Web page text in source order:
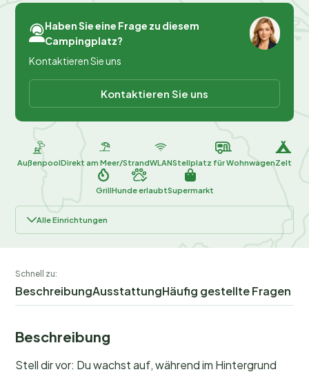
Haben Sie eine Frage zu diesem
Campingplatz?
Kontaktieren Sie uns
Kontaktieren Sie uns
AußenpoolDirekt am Meer/StrandWLANStellplatz für WohnwagenZelt
GrillHunde erlaubtSupermarkt
Alle Einrichtungen
Schnell zu:
BeschreibungAusstattungHäufig gestellte Fragen
Beschreibung
Stell dir vor: Du wachst auf, während im Hintergrund